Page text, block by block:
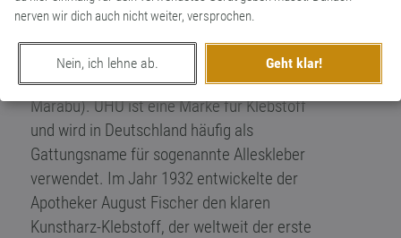
nerven wir dich auch nicht weiter, versprochen.
Nein, ich lehne ab. Geht klar!
folgte mit der Namensgebung der Tradition
Produkte nach großen Vögeln zu benennen
(wie zum Beispiel Pelikan, Adler oder
Marabu). UHU ist eine Marke für Klebstoff
und wird in Deutschland häufig als
Gattungsname für sogenannte Alleskleber
verwendet. Im Jahr 1932 entwickelte der
Apotheker August Fischer den klaren
Kunstharz-Klebstoff, der weltweit der erste